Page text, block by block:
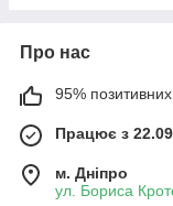
Про нас
95% позитивних
Працює з
м. Дніпро
ул. Бориса